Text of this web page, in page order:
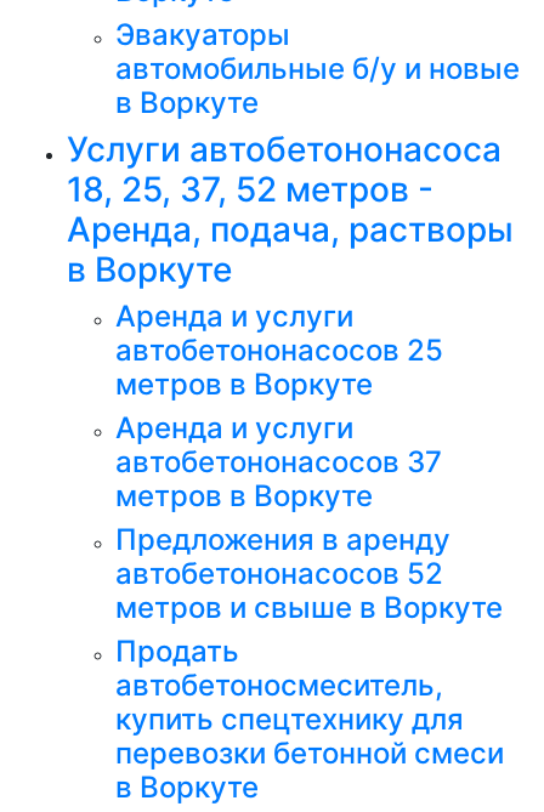
Эвакуаторы
автомобильные б/у и новые
в Воркуте
Услуги автобетононасоса
18, 25, 37, 52 метров -
Аренда, подача, растворы
в Воркуте
Аренда и услуги
автобетононасосов 25
метров в Воркуте
Аренда и услуги
автобетононасосов 37
метров в Воркуте
Предложения в аренду
автобетононасосов 52
метров и свыше в Воркуте
Продать
автобетоносмеситель,
купить спецтехнику для
перевозки бетонной смеси
в Воркуте